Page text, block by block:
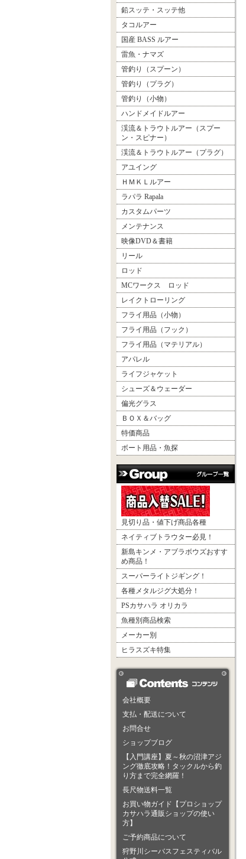
鉛スッテ・スッテ他
タコルアー
国産 BASS ルアー
雷魚・ナマズ
管釣り（スプーン）
管釣り（プラグ）
管釣り（小物）
ハンドメイドルアー
渓流＆トラウトルアー（スプー
ン・スピナー）
渓流＆トラウトルアー（プラグ）
アユイング
ＨＭＫＬルアー
ラパラ Rapala
カスタムパーツ
メンテナンス
映像DVD＆書籍
リール
ロッド
MCワークス ロッド
レイクトローリング
フライ用品（小物）
フライ用品（フック）
フライ用品（マテリアル）
アパレル
ライフジャケット
シューズ＆ウェーダー
偏光グラス
ＢＯＸ＆バッグ
特価商品
ボート用品・魚探
見切り品・値下げ商品各種
ネイティブトラウター必見！
新島キンメ・アブラボウズおすす
め商品！
スーパーライトジギング！
各種メタルジグ大処分！
PSカサハラ オリカラ
魚種別商品検索
メーカー別
ヒラスズキ特集
会社概要
支払・配送について
お問合せ
ショップブログ
【入門講座】夏～秋の沼津アジ
ング徹底攻略！タックルから釣
り方まで完全網羅！
長尺物送料一覧
お買い物ガイド【プロショップ
カサハラ通販ショップの使い
方】
ご予約商品について
狩野川シーバスフェスティバル